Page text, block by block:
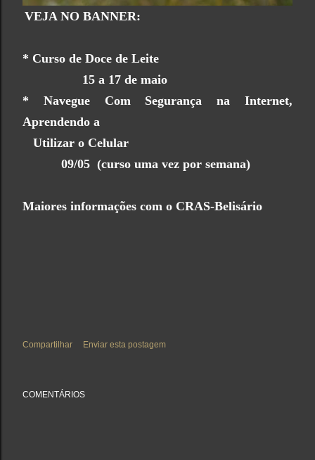
VEJA NO BANNER:
* Curso de Doce de Leite
15 a 17 de maio
* Navegue Com Segurança na Internet,
Aprendendo a
Utilizar o Celular
09/05 (curso uma vez por semana)
Maiores informações com o CRAS-Belisário
Compartilhar Enviar esta postagem
COMENTÁRIOS